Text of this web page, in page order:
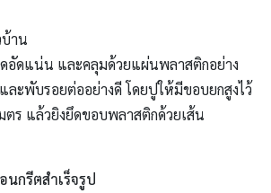
าน
อัดแน่น และคลุมด้วยแผ่นพลาสติกอย่าง
ะพับรอยต่ออย่างดี โดยปูให้มีขอบยกสูงไว้
ตร แล้วยิงยึดขอบพลาสติกด้วยเส้น
กรีตสำเร็จรูป